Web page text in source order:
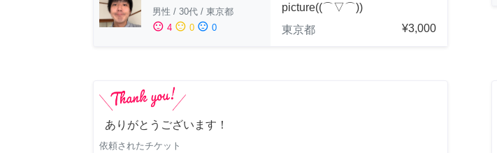
男性 / 30代 / 東京都
sentiment_satisfied 4 sentiment_neutral 0 sentiment_dissatisfied 0
picture((⌒▽⌒))
東京都
¥3,000
ありがとうございます！
依頼されたチケット